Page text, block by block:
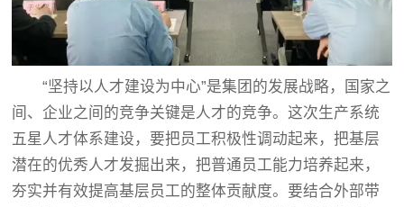
“坚持以人才建设为中心”是集团的发展战略，国家之
间、企业之间的竞争关键是人才的竞争。这次生产系统
五星人才体系建设，要把员工积极性调动起来，把基层
潜在的优秀人才发掘出来，把普通员工能力培养起来，
夯实并有效提高基层员工的整体贡献度。要结合外部带